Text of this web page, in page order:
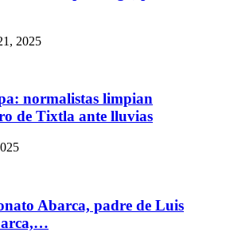
2025
normalistas limpian
de Tixtla ante lluvias
Abarca, padre de Luis